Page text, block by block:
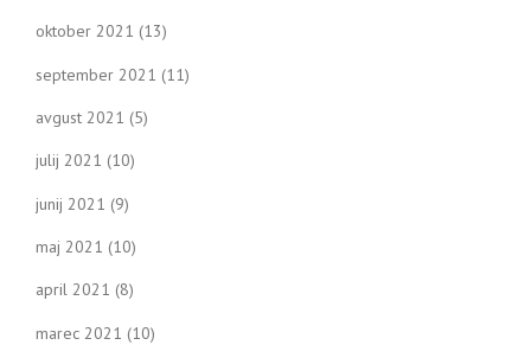
oktober 2021 (13)
september 2021 (11)
avgust 2021 (5)
julij 2021 (10)
junij 2021 (9)
maj 2021 (10)
april 2021 (8)
marec 2021 (10)